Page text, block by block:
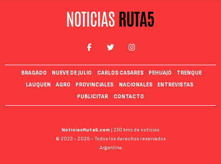
BRAGADO NUEVE DE JULIO CARLOS CASARES PEHUAJÓ
TRENQUE
LAUQUEN
AGRO PROVINCIALES NACIONALES
ENTREVISTAS
PUBLICITAR
CONTACTO
NoticiasRuta5.com
| 250 kms de noticias
© 2023 - 2026 - Todos los derechos reservados
Argentina.